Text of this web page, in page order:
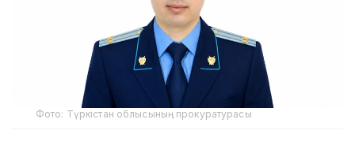
Фото: Түркістан облысының прокуратурасы